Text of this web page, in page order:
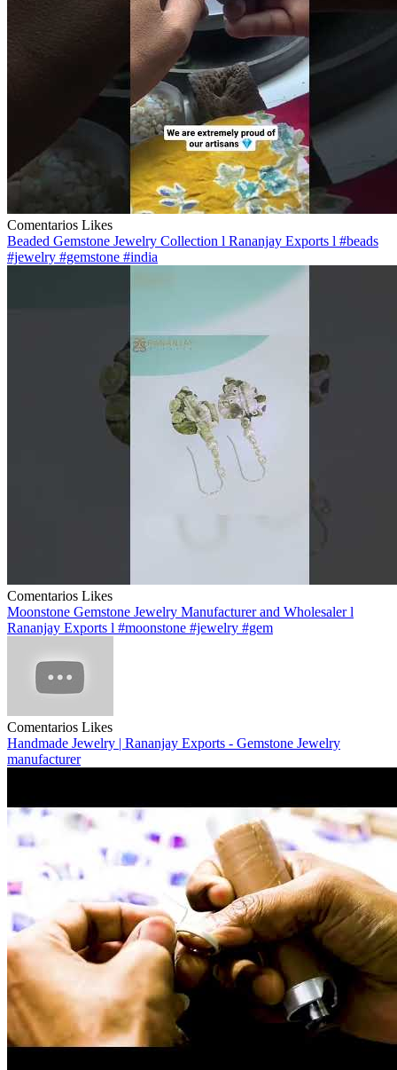
Comentarios Likes
Beaded Gemstone Jewelry Collection l Rananjay Exports l #beads
#jewelry #gemstone #india
Comentarios Likes
Moonstone Gemstone Jewelry Manufacturer and Wholesaler l
Rananjay Exports l #moonstone #jewelry #gem
Comentarios Likes
Handmade Jewelry | Rananjay Exports - Gemstone Jewelry
manufacturer